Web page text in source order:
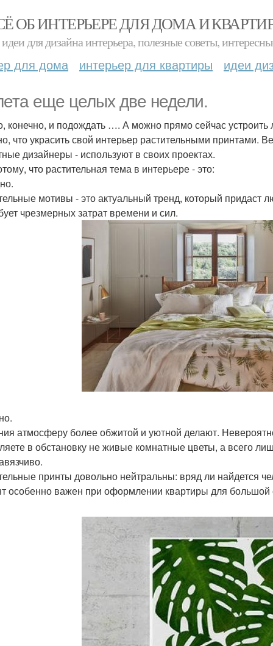
ОБ ИНТЕРЬЕРЕ ДЛЯ ДОМА И
для дизайна интерьера, полезные советы,
для дома интерьер для квартиры идеи
еще целых две недели.
конечно, и подождать …. А можно прямо сейчас устроить
что украсить свой интерьер растительными принтами.
дизайнеры - используют в своих проектах.
что растительная тема в интерьере - это:
мотивы - это актуальный тренд, который придаст
чрезмерных затрат времени и сил.
атмосферу более обжитой и уютной делают.
в обстановку не живые комнатные цветы, а всего
принты довольно нейтральны: вряд ли найдется
особенно важен при оформлении квартиры для большой